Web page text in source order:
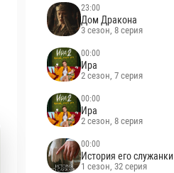
23:00
Дом Дракона
3 сезон, 8 серия
00:00
Ира
2 сезон, 7 серия
00:00
Ира
2 сезон, 8 серия
00:00
История его служанки
1 сезон, 32 серия